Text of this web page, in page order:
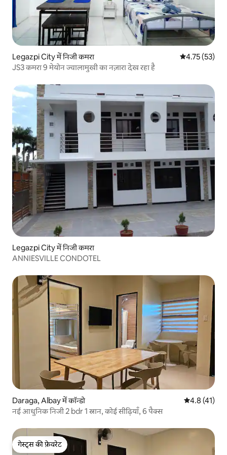
Legazpi City में निजी कमरा औसत रेटिंग 5 में
4.75 (53)
JS3 कमरा 9 मेयोन ज्वालामुखी का नज़ारा देख रहा है
Legazpi City में निजी कमरा
ANNIESVILLE CONDOTEL
Daraga, Albay में कॉन्डो औसत रेटिंग 5
4.8 (41)
नई आधुनिक निजी 2 bdr 1 स्नान, कोई सीढ़ियाँ, 6 पैक्स
गेस्ट्स की फ़ेवरेट
गेस्ट्स की फ़ेवरेट